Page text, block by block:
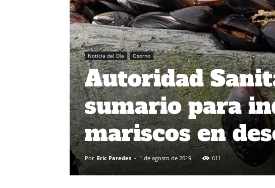
Noticia del Día Osorno
Autoridad
sumario para
mariscos en
Por Eric Paredes - 1 de agosto de 2019 611